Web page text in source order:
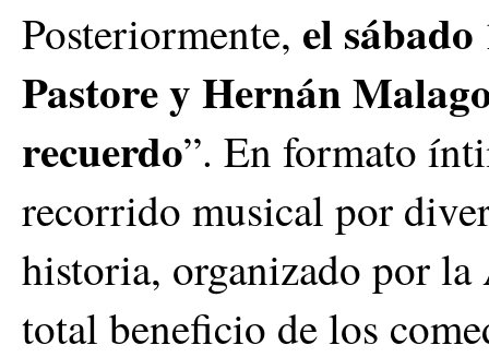
Posteriormente, el
Pastore y Hernán
recuerdo”. En formato
recorrido musical por
historia, organizado por
total beneficio de los